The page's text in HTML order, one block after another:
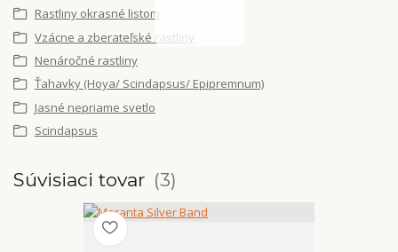
Rastliny okrasné listom
Vzácne a zberateľské rastliny
Nenáročné rastliny
Ťahavky (Hoya/ Scindapsus/ Epipremnum)
Jasné nepriame svetlo
Scindapsus
Súvisiaci tovar 3